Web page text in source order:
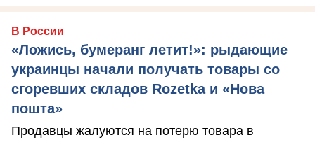
В России
«Ложись, бумеранг летит!»: рыдающие
украинцы начали получать товары со
сгоревших складов Rozetka и «Нова
пошта»
Продавцы жалуются на потерю товара в